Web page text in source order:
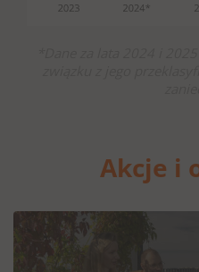
Akcje i